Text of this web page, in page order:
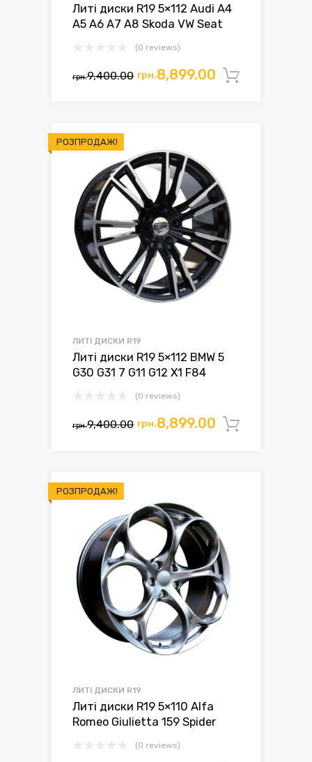
Литі диски R19 5×112 Audi A4
A5 A6 A7 A8 Skoda VW Seat
(0 reviews)
грн.9,400.00 Оригінальна
грн.8,899.00 Поточна
РОЗПРОДАЖ!
ЛИТІ ДИСКИ R19
Литі диски R19 5×112 BMW 5
G30 G31 7 G11 G12 X1 F84
(0 reviews)
грн.9,400.00 Оригінальна
грн.8,899.00 Поточна
РОЗПРОДАЖ!
ЛИТІ ДИСКИ R19
Литі диски R19 5×110 Alfa
Romeo Giulietta 159 Spider
(0 reviews)